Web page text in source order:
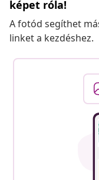
képet róla!
A fotód segíthet
linket a kezdéshez.